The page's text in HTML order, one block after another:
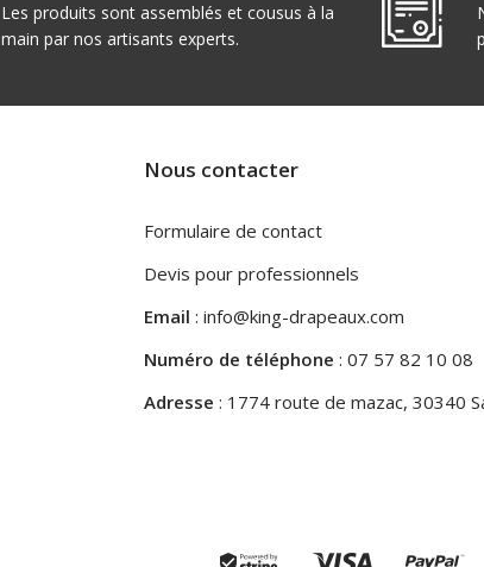
Les produits sont assemblés et cousus à la
main par nos artisants experts.
Nous contacter
Formulaire de contact
Devis pour professionnels
Email : info@king-drapeaux.com
Numéro de téléphone : 07 57 82 10 08
Adresse : 1774 route de mazac, 30340